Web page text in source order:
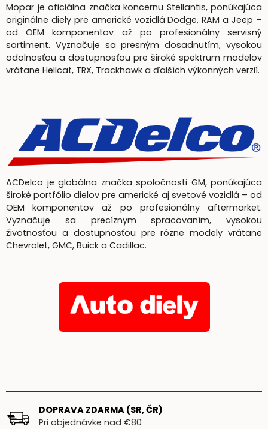
Mopar je oficiálna značka koncernu Stellantis, ponúkajúca
originálne diely pre americké vozidlá Dodge, RAM a Jeep –
od OEM komponentov až po profesionálny servisný
sortiment. Vyznačuje sa presným dosadnutím, vysokou
odolnosťou a dostupnosťou pre široké spektrum modelov
vrátane Hellcat, TRX, Trackhawk a ďalších výkonných verzií.
ACDelco je globálna značka spoločnosti GM, ponúkajúca
široké portfólio dielov pre americké aj svetové vozidlá – od
OEM komponentov až po profesionálny aftermarket.
Vyznačuje sa precíznym spracovaním, vysokou
životnosťou a dostupnosťou pre rôzne modely vrátane
Chevrolet, GMC, Buick a Cadillac.
DOPRAVA ZDARMA (SR, ČR)
Pri objednávke nad €80